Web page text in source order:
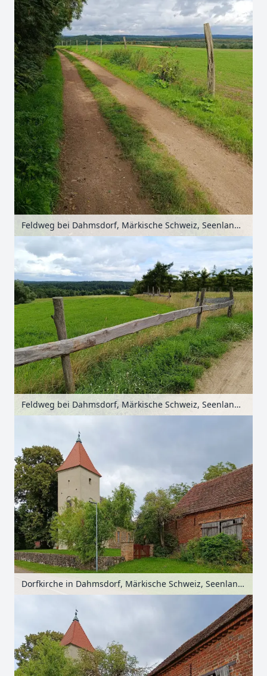
Feldweg bei Dahmsdorf, Märkische Schweiz, Seenland Oder-Spree, Brandenburg, Deutschland
Feldweg bei Dahmsdorf, Märkische Schweiz, Seenland Oder-Spree, Brandenburg, Deutschland
Dorfkirche in Dahmsdorf, Märkische Schweiz, Seenland Oder-Spree, Brandenburg, Deutschland